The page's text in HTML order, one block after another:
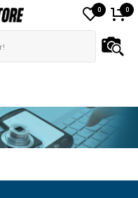
0 0